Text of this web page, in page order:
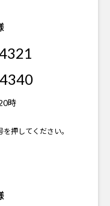
時
押してください。